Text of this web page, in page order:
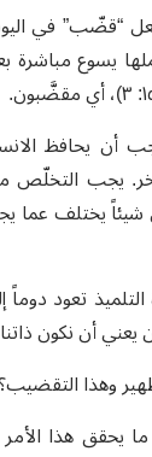
“قضّب” في
يسوع
.
أن يحافظ
يجب
شيئاً يختلف
تعود
أن نكون
وهذا